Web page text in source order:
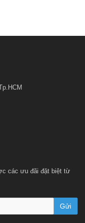
các ưu đãi đặt biệt từ
Gửi